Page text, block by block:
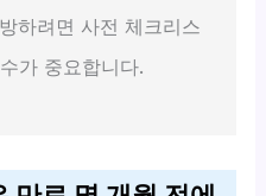
하려면 사전 체크리스
가 중요합니다.